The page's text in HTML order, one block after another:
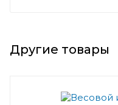
Другие товары